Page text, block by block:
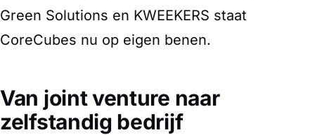
Green Solutions en KWEEKERS staat
CoreCubes nu op eigen benen.
Van joint venture naar
zelfstandig bedrijf